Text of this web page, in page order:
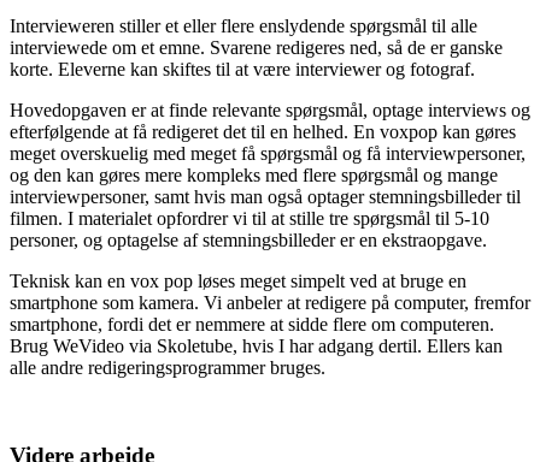
Intervieweren stiller et eller flere enslydende spørgsmål til alle
interviewede om et emne. Svarene redigeres ned, så de er ganske
korte. Eleverne kan skiftes til at være interviewer og fotograf.
Hovedopgaven er at finde relevante spørgsmål, optage interviews og
efterfølgende at få redigeret det til en helhed. En voxpop kan gøres
meget overskuelig med meget få spørgsmål og få interviewpersoner,
og den kan gøres mere kompleks med flere spørgsmål og mange
interviewpersoner, samt hvis man også optager stemningsbilleder til
filmen. I materialet opfordrer vi til at stille tre spørgsmål til 5-10
personer, og optagelse af stemningsbilleder er en ekstraopgave.
Teknisk kan en vox pop løses meget simpelt ved at bruge en
smartphone som kamera. Vi anbeler at redigere på computer, fremfor
smartphone, fordi det er nemmere at sidde flere om computeren.
Brug WeVideo via Skoletube, hvis I har adgang dertil. Ellers kan
alle andre redigeringsprogrammer bruges.
Videre arbejde